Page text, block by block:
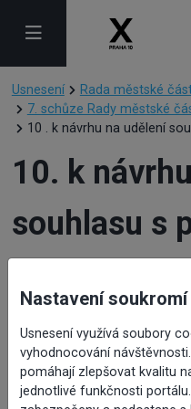
Usnesení
Rada městské
7. schůze Rady městské
10 . k návrhu na udělení
10. k
souhlasu s
Nastavení
Usnesení využívá soubory
vyhodnocování
pomáhají zlepšovat kvalitu
jednotlivé funkčnosti